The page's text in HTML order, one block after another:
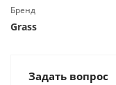
Бренд
Grass
Задать вопрос